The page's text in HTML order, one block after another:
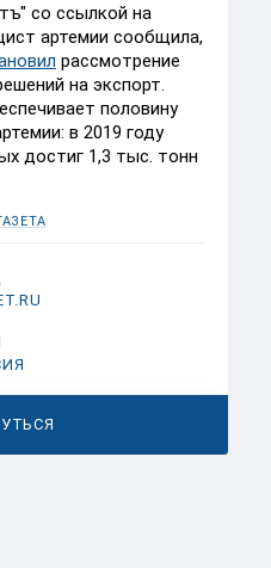
со ссылкой на
артемии сообщила,
рассмотрение
на экспорт.
половину
в 2019 году
достиг 1,3 тыс. тонн